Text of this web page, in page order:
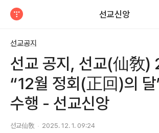
선교신앙
선교공지
선교 공지, 선교(仙敎)
“12월 정회(正回)의 달
수행 - 선교신앙
선교仙敎 2025. 12. 1. 09:24